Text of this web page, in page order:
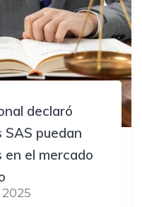
declaró
SAS puedan
en el mercado